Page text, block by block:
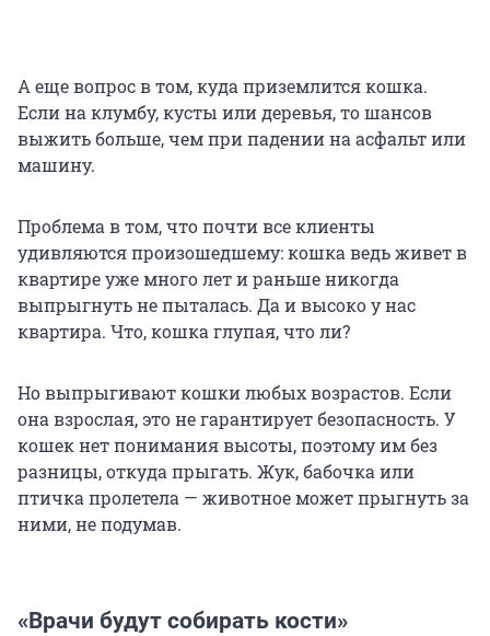
А еще вопрос в том, куда приземлится кошка.
Если на клумбу, кусты или деревья, то шансов
выжить больше, чем при падении на асфальт или
машину.
Проблема в том, что почти все клиенты
удивляются произошедшему: кошка ведь живет в
квартире уже много лет и раньше никогда
выпрыгнуть не пыталась. Да и высоко у нас
квартира. Что, кошка глупая, что ли?
Но выпрыгивают кошки любых возрастов. Если
она взрослая, это не гарантирует безопасность. У
кошек нет понимания высоты, поэтому им без
разницы, откуда прыгать. Жук, бабочка или
птичка пролетела — животное может прыгнуть за
ними, не подумав.
«Врачи будут собирать кости»